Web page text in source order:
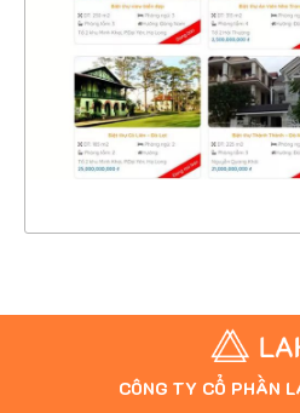
CHI
XEM
CÔNG TY CỔ PHẦN